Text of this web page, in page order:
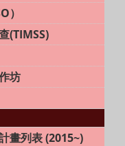
）
(TIMSS)
坊
畫列表 (2015~)